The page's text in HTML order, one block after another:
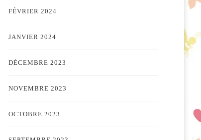
FÉVRIER 2024
JANVIER 2024
DÉCEMBRE 2023
NOVEMBRE 2023
OCTOBRE 2023